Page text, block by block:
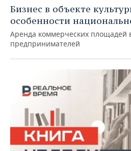
Бизнес в объекте
особенности
Аренда коммерческих площадей
предпринимателей